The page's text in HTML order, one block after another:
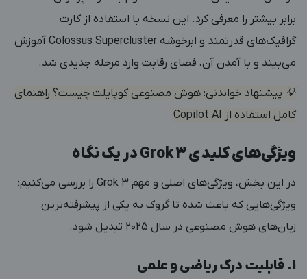
برابر بیشتر را معرفی کرد. این نسخه با استفاده از کارت
گرافیک‌های قدرتمند و ابرخوشه Colossus Supercluster آموزش
می‌بیند و با آمدن آن، فضای رقابت وارد مرحله جدیدی شد.
💡 پیشنهاد خواندنی: هوش مصنوعی کوپایلت چیست؟ راهنمای
کامل استفاده از Copilot AI
ویژگی‌های کلیدی Grok 3 در یک نگاه
در این بخش، ویژگی‌های اصلی و مهم Grok 3 را بررسی می‌کنیم؛
ویژگی‌هایی که باعث شده تا گروک به یکی از پیشرفته‌ترین
زبان‌های هوش مصنوعی در سال 2025 تبدیل شود.
1. قابلیت درک ریاضی و علمی